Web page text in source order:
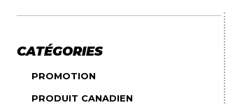
CATÉGORIES
PROMOTION
PRODUIT CANADIEN